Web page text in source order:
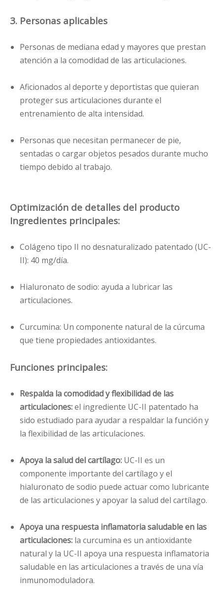
3. Personas aplicables
Personas de mediana edad y mayores que prestan
atención a la comodidad de las articulaciones.
Aficionados al deporte y deportistas que quieran
proteger sus articulaciones durante el
entrenamiento de alta intensidad.
Personas que necesitan permanecer de pie,
sentadas o cargar objetos pesados ​​durante mucho
tiempo debido al trabajo.
Optimización de detalles del producto
Ingredientes principales:
Colágeno tipo II no desnaturalizado patentado (UC-
II): 40 mg/día.
Hialuronato de sodio: ayuda a lubricar las
articulaciones.
Curcumina: Un componente natural de la cúrcuma
que tiene propiedades antioxidantes.
Funciones principales:
Respalda la comodidad y flexibilidad de las
articulaciones:el ingrediente UC-II patentado ha
sido estudiado para ayudar a respaldar la función y
la flexibilidad de las articulaciones.
Apoya la salud del cartílago: UC-II es un
componente importante del cartílago y el
hialuronato de sodio puede actuar como lubricante
de las articulaciones y apoyar la salud del cartílago.
Apoya una respuesta inflamatoria saludable en las
articulaciones: la curcumina es un antioxidante
natural y la UC-II apoya una respuesta inflamatoria
saludable en las articulaciones a través de una vía
inmunomoduladora.